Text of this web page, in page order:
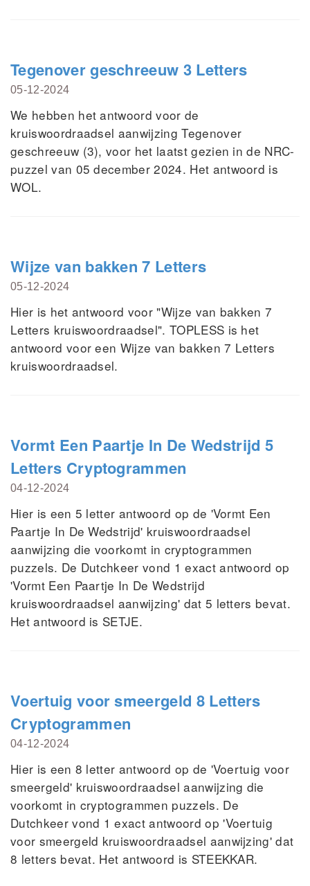
Tegenover geschreeuw 3 Letters
05-12-2024
We hebben het antwoord voor de
kruiswoordraadsel aanwijzing Tegenover
geschreeuw (3), voor het laatst gezien in de NRC-
puzzel van 05 december 2024. Het antwoord is
WOL.
Wijze van bakken 7 Letters
05-12-2024
Hier is het antwoord voor "Wijze van bakken 7
Letters kruiswoordraadsel". TOPLESS is het
antwoord voor een Wijze van bakken 7 Letters
kruiswoordraadsel.
Vormt Een Paartje In De Wedstrijd 5
Letters Cryptogrammen
04-12-2024
Hier is een 5 letter antwoord op de 'Vormt Een
Paartje In De Wedstrijd' kruiswoordraadsel
aanwijzing die voorkomt in cryptogrammen
puzzels. De Dutchkeer vond 1 exact antwoord op
'Vormt Een Paartje In De Wedstrijd
kruiswoordraadsel aanwijzing' dat 5 letters bevat.
Het antwoord is SETJE.
Voertuig voor smeergeld 8 Letters
Cryptogrammen
04-12-2024
Hier is een 8 letter antwoord op de 'Voertuig voor
smeergeld' kruiswoordraadsel aanwijzing die
voorkomt in cryptogrammen puzzels. De
Dutchkeer vond 1 exact antwoord op 'Voertuig
voor smeergeld kruiswoordraadsel aanwijzing' dat
8 letters bevat. Het antwoord is STEEKKAR.